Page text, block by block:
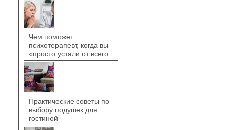
Чем поможет
психотерапевт, когда вы
«просто устали от всего
Практические советы по
выбору подушек для
гостиной